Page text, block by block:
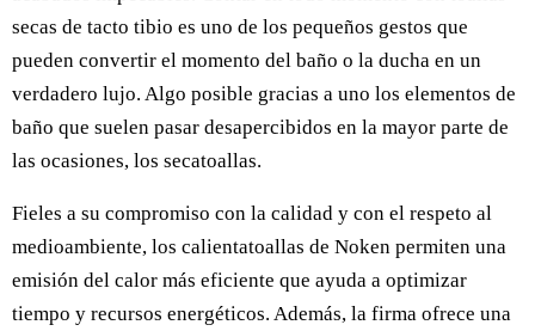
secas de tacto tibio es uno de los pequeños gestos que
pueden convertir el momento del baño o la ducha en un
verdadero lujo. Algo posible gracias a uno los elementos de
baño que suelen pasar desapercibidos en la mayor parte de
las ocasiones, los secatoallas.
Fieles a su compromiso con la calidad y con el respeto al
medioambiente, los calientatoallas de Noken permiten una
emisión del calor más eficiente que ayuda a optimizar
tiempo y recursos energéticos. Además, la firma ofrece una